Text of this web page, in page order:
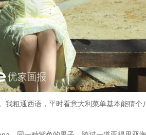
我粗通西语，平时看意大利菜单基本能猜